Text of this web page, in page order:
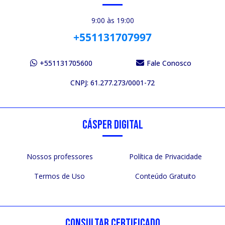
9:00 às 19:00
+551131707997
+551131705600 Fale Conosco
CNPJ: 61.277.273/0001-72
CÁSPER DIGITAL
Nossos professores
Termos de Uso
Política de Privacidade
Conteúdo Gratuito